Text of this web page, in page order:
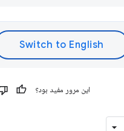
این مرور مفید بود؟